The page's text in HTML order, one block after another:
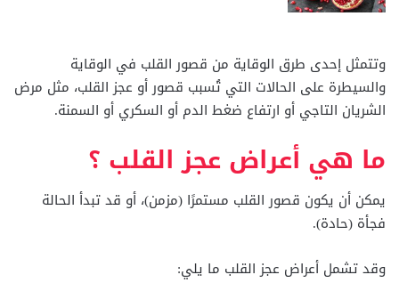
وتتمثل إحدى طرق الوقاية من قصور القلب في الوقاية
والسيطرة على الحالات التي تُسبب قصور أو عجز القلب، مثل مرض
الشريان التاجي أو ارتفاع ضغط الدم أو السكري أو السمنة.
ما هي أعراض عجز القلب ؟
يمكن أن يكون قصور القلب مستمرًا (مزمن)، أو قد تبدأ الحالة
فجأة (حادة).
وقد تشمل أعراض عجز القلب ما يلي: